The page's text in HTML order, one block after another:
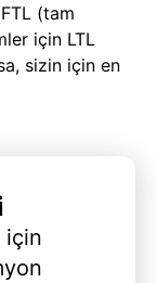
(tam
için LTL
sizin için en
için